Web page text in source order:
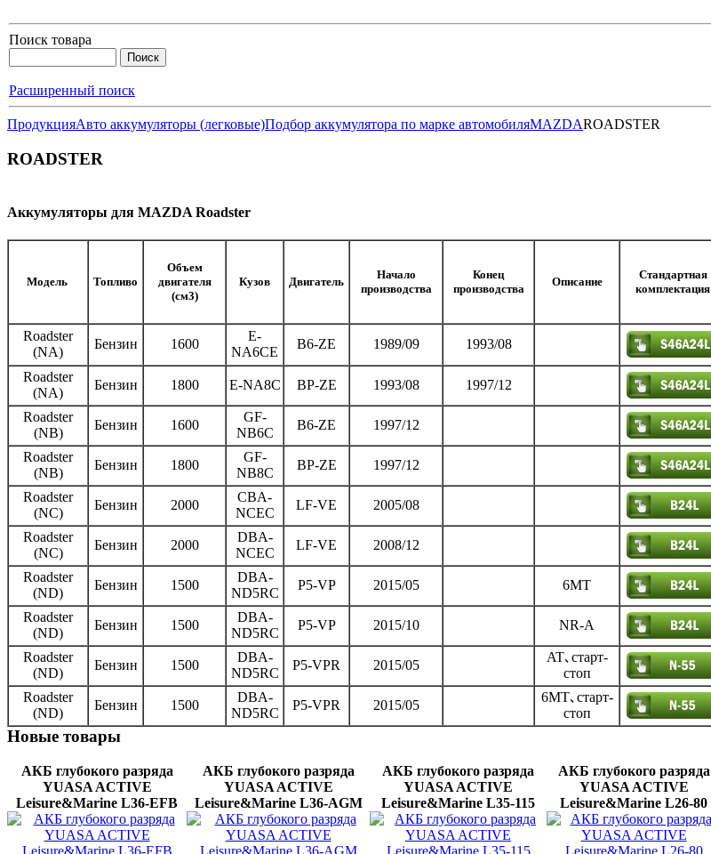
Поиск товара
Расширенный поиск
ПродукцияАвто аккумуляторы (легковые)Подбор аккумулятора по марке автомобиляMAZDAROADSTER
ROADSTER
Аккумуляторы для MAZDA Roadster
Модель Топливо
Объем
двигателя
(см3)
Кузов Двигатель
Начало
производства
Конец
производства
Описание
Стандартная
комплектация
Roadster
(NA)
Бензин 1600
E-
NA6CE
B6-ZE 1989/09 1993/08
Roadster
(NA)
Бензин 1800 E-NA8C BP-ZE 1993/08 1997/12
Roadster
(NB)
Бензин 1600
GF-
NB6C
B6-ZE 1997/12
Roadster
(NB)
Бензин 1800
GF-
NB8C
BP-ZE 1997/12
Roadster
(NC)
Бензин 2000
CBA-
NCEC
LF-VE 2005/08
Roadster
(NC)
Бензин 2000
DBA-
NCEC
LF-VE 2008/12
Roadster
(ND)
Бензин 1500
DBA-
ND5RC
P5-VP 2015/05 6MT
Roadster
(ND)
Бензин 1500
DBA-
ND5RC
P5-VP 2015/10 NR-A
Roadster
(ND)
Бензин 1500
DBA-
ND5RC
P5-VPR 2015/05
AT､старт-
стоп
Roadster
(ND)
Бензин 1500
DBA-
ND5RC
P5-VPR 2015/05
6MT､старт-
стоп
Новые товары
АКБ глубокого разряда
YUASA ACTIVE
Leisure&Marine L36-EFB
АКБ глубокого разряда
YUASA ACTIVE
Leisure&Marine L36-AGМ
АКБ глубокого разряда
YUASA ACTIVE
Leisure&Marine L35-115
АКБ глубокого разряда
YUASA ACTIVE
Leisure&Marine L26-80